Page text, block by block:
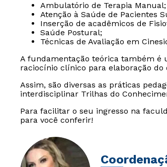
Ambulatório de Terapia Manual;
Atenção à Saúde de Pacientes
Inserção de acadêmicos de
Saúde Postural;
Técnicas de Avaliação em
A fundamentação teórica também é
raciocínio clínico para elaboração
Assim, são diversas as práticas
interdisciplinar Trilhas do
Para facilitar o seu ingresso na
para você conferir!